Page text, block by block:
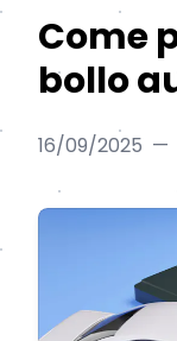
Come
bollo
16/09/2025 —